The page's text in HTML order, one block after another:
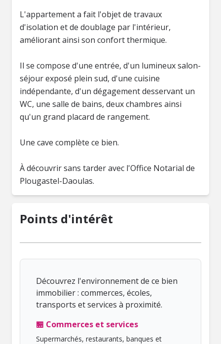
L'appartement a fait l'objet de travaux
d'isolation et de doublage par l'intérieur,
améliorant ainsi son confort thermique.
Il se compose d'une entrée, d'un lumineux salon-
séjour exposé plein sud, d'une cuisine
indépendante, d'un dégagement desservant un
WC, une salle de bains, deux chambres ainsi
qu'un grand placard de rangement.
Une cave complète ce bien.
À découvrir sans tarder avec l'Office Notarial de
Plougastel-Daoulas.
Points d'intérêt
Découvrez l'environnement de ce bien
immobilier : commerces, écoles,
transports et services à proximité.
🏪 Commerces et services
Supermarchés, restaurants, banques et